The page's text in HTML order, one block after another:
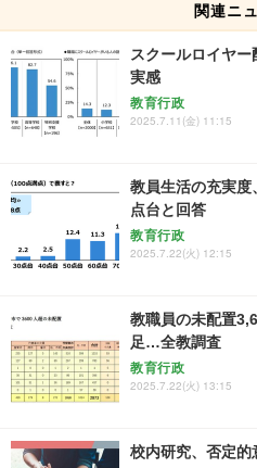
関連ニ
スクールロイヤ
実感
教育行政
2025.7.11(金) 11:15
教員生活の充実
点台と回答
教育行政
2025.7.22(火) 12:15
教職員の未配置
足…全教調査
教育行政
2025.7.22(火) 13:15
校内研究、否定